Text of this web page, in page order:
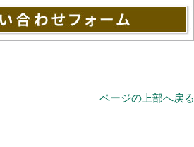
ページの上部へ戻る